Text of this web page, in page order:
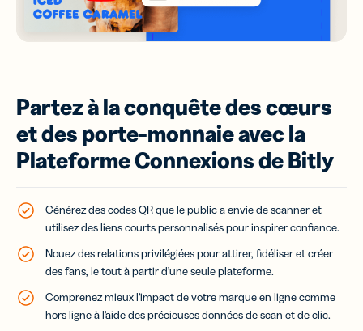
Partez à la conquête des cœurs
et des porte-monnaie avec la
Plateforme Connexions de Bitly
Générez des codes QR que le public a envie de scanner et
utilisez des liens courts personnalisés pour inspirer confiance.
Nouez des relations privilégiées pour attirer, fidéliser et créer
des fans, le tout à partir d’une seule plateforme.
Comprenez mieux l’impact de votre marque en ligne comme
hors ligne à l’aide des précieuses données de scan et de clic.